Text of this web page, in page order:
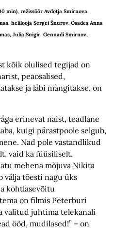
min), režissöör Avdotja Smirnova,
helilooja Sergei Šnurov. Osades Anna
Julia Snigir, Gennadi Smirnov,
kõik olulised tegijad on
peaosalised,
ja läbi mängitakse, on
erinevat naist, teadlane
kuigi pärastpoole selgub,
Nad pole vastandlikud
vaid ka füüsiliselt.
mehena mõjuva Nikita
välja tõesti nagu üks
kohtlasevõitu
on filmis Peterburi
valitud juhtima telekanali
ööd, mudilased!” – on